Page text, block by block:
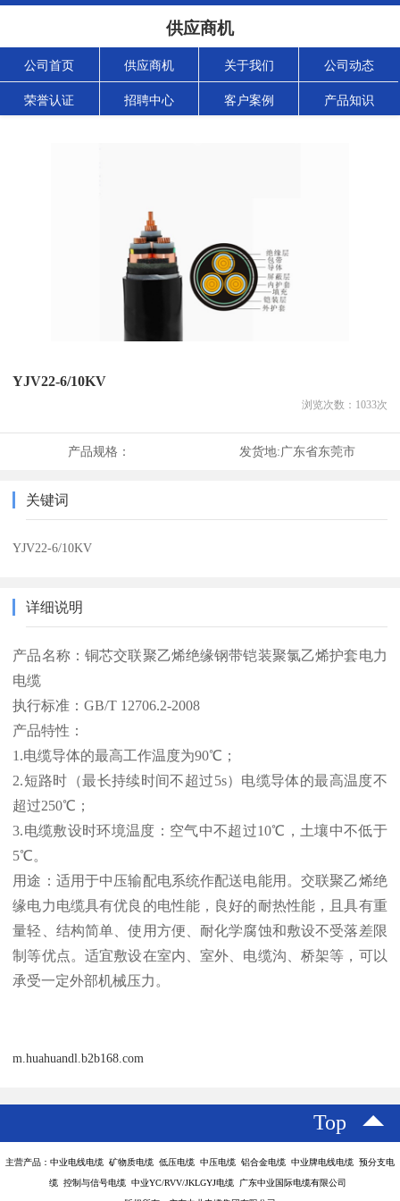
供应商机
公司首页 供应商机 关于我们 公司动态
荣誉认证 招聘中心 客户案例 产品知识
YJV22-6/10KV
浏览次数： 1033次
产品规格： 发货地:广东省东莞市
关键词
YJV22-6/10KV
详细说明
产品名称：铜芯交联聚乙烯绝缘钢带铠装聚氯乙烯护套电力
电缆
执行标准：GB/T 12706.2-2008
产品特性：
1.电缆导体的最高工作温度为90℃；
2.短路时（最长持续时间不超过5s）电缆导体的最高温度不
超过250℃；
3.电缆敷设时环境温度：空气中不超过10℃，土壤中不低于
5℃。
用途：适用于中压输配电系统作配送电能用。交联聚乙烯绝
缘电力电缆具有优良的电性能，良好的耐热性能，且具有重
量轻、结构简单、使用方便、耐化学腐蚀和敷设不受落差限
制等优点。适宜敷设在室内、室外、电缆沟、桥架等，可以
承受一定外部机械压力。
m.huahuandl.b2b168.com
Top
主营产品：中业电线电缆 矿物质电缆 低压电缆 中压电缆 铝合金电缆 中业牌电线电缆 预分支电
缆 控制与信号电缆 中业YC/RVV/JKLGYJ电缆 广东中业国际电缆有限公司